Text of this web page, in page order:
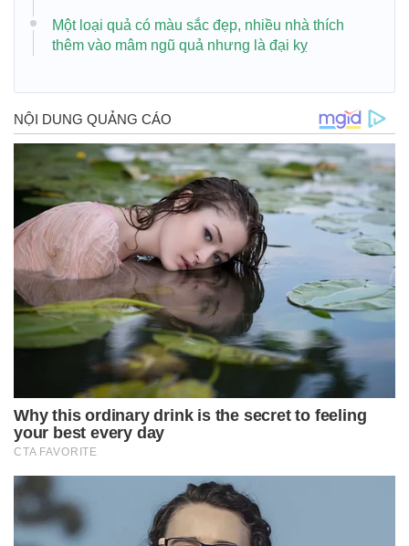
Một loại quả có màu sắc đẹp, nhiều nhà thích
thêm vào mâm ngũ quả nhưng là đại kỵ